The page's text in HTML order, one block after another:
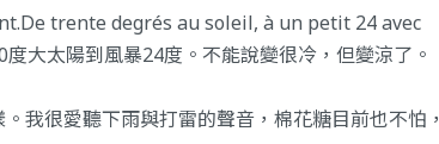
trente degrés au soleil, à un petit 24 avec
大太陽到風暴24度。不能說變很冷，但變涼了。
我很愛聽下雨與打雷的聲音，棉花糖目前也不怕，